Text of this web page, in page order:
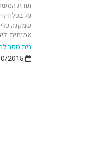
תורת
על
שמקנה
אמיתית.
בית ספר